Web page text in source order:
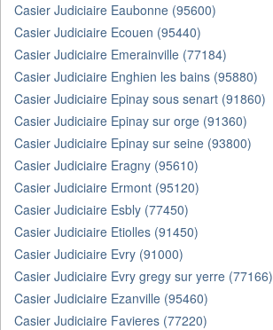
Casier Judiciaire Eaubonne (95600)
Casier Judiciaire Ecouen (95440)
Casier Judiciaire Emerainville (77184)
Casier Judiciaire Enghien les bains (95880)
Casier Judiciaire Epinay sous senart (91860)
Casier Judiciaire Epinay sur orge (91360)
Casier Judiciaire Epinay sur seine (93800)
Casier Judiciaire Eragny (95610)
Casier Judiciaire Ermont (95120)
Casier Judiciaire Esbly (77450)
Casier Judiciaire Etiolles (91450)
Casier Judiciaire Evry (91000)
Casier Judiciaire Evry gregy sur yerre (77166)
Casier Judiciaire Ezanville (95460)
Casier Judiciaire Favieres (77220)